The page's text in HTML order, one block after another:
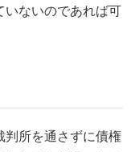
ないのであれば可
判所を通さずに債権